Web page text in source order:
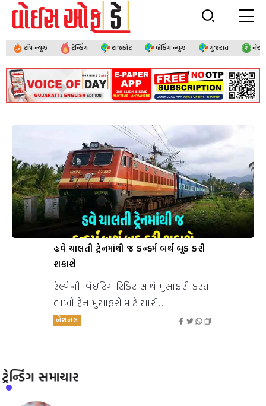
ટૉપ ન્યૂઝ ટ્રેન્ડિંગ રાજકોટ બ્રેકિંગ ન્યૂઝ ગુજરાત
હવે ચાલતી ટ્રેનમાંથી જ કન્ફર્મ બર્થ બૂક કરી
શકાશે
રેલ્વેની વેઇટિંગ ટિકિટ સાથે મુસાફરી કરતા
લાખો ટ્રેન મુસાફરો માટે સારી...
નેશનલ
ટ્રેન્ડિંગ સમાચાર